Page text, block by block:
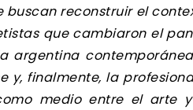
reconstruir el
que cambiaron el
argentina
y, finalmente, la
medio entre el arte